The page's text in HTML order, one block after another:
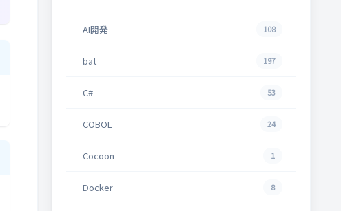
AI開発 108
bat 197
C# 53
COBOL 24
Cocoon 1
Docker 8